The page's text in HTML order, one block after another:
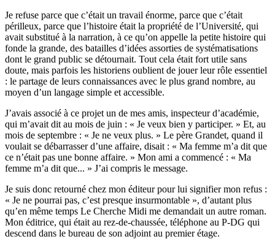
Je refuse parce que c’était un travail énorme, parce que c’était
périlleux, parce que l’histoire était la propriété de l’Université, qui
avait substitué à la narration, à ce qu’on appelle la petite histoire qui
fonde la grande, des batailles d’idées assorties de systématisations
dont le grand public se détournait. Tout cela était fort utile sans
doute, mais parfois les historiens oublient de jouer leur rôle essentiel
: le partage de leurs connaissances avec le plus grand nombre, au
moyen d’un langage simple et accessible.
J’avais associé à ce projet un de mes amis, inspecteur d’académie,
qui m’avait dit au mois de juin : « Je veux bien y participer. » Et, au
mois de septembre : « Je ne veux plus. » Le père Grandet, quand il
voulait se débarrasser d’une affaire, disait : « Ma femme m’a dit que
ce n’était pas une bonne affaire. » Mon ami a commencé : « Ma
femme m’a dit que... » J’ai compris le message.
Je suis donc retourné chez mon éditeur pour lui signifier mon refus :
« Je ne pourrai pas, c’est presque insurmontable », d’autant plus
qu’en même temps Le Cherche Midi me demandait un autre roman.
Mon éditrice, qui était au rez-de-chaussée, téléphone au P-DG qui
descend dans le bureau de son adjoint au premier étage.